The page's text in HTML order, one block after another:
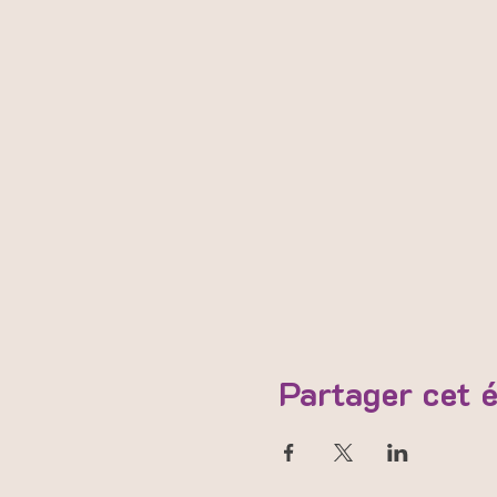
Partager cet